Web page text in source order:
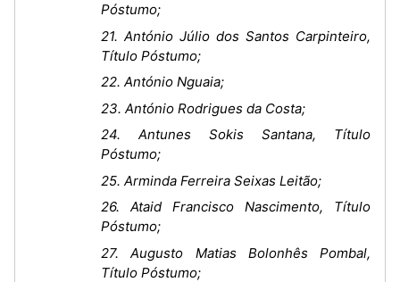
Póstumo;
21. António Júlio dos Santos Carpinteiro,
Título Póstumo;
22. António Nguaia;
23. António Rodrigues da Costa;
24. Antunes Sokis Santana, Título
Póstumo;
25. Arminda Ferreira Seixas Leitão;
26. Ataid Francisco Nascimento, Título
Póstumo;
27. Augusto Matias Bolonhês Pombal,
Título Póstumo;